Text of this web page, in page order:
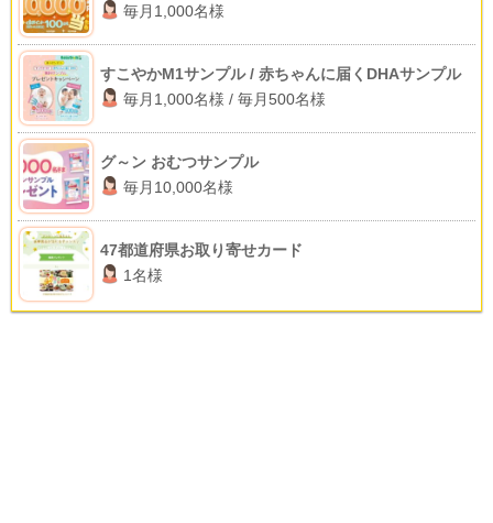
毎月1,000名様
すこやかM1サンプル / 赤ちゃんに届くDHAサンプル
毎月1,000名様 / 毎月500名様
グ～ン おむつサンプル
毎月10,000名様
47都道府県お取り寄せカード
1名様